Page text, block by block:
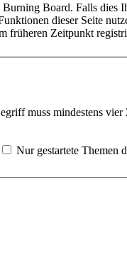
Board. Falls dies
dieser Seite
früheren Zeitpunkt
muss mindestens
Nur gestartete Themen